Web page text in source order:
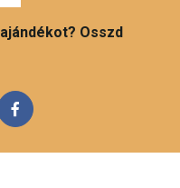
Osszd